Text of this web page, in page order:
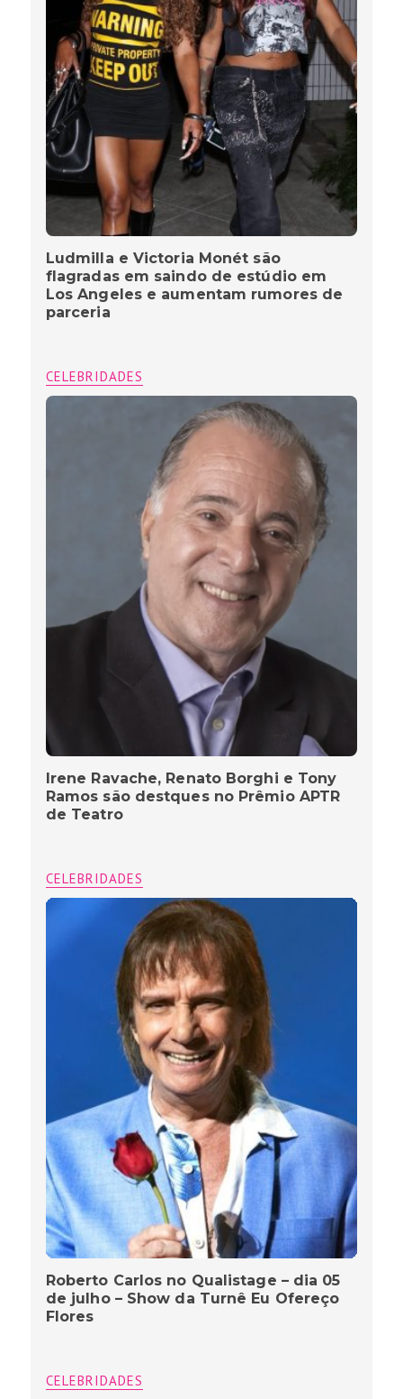
Ludmilla e Victoria Monét são
flagradas em saindo de estúdio em
Los Angeles e aumentam rumores de
parceria
CELEBRIDADES
Irene Ravache, Renato Borghi e Tony
Ramos são destques no Prêmio APTR
de Teatro
CELEBRIDADES
Roberto Carlos no Qualistage – dia 05
de julho – Show da Turnê Eu Ofereço
Flores
CELEBRIDADES